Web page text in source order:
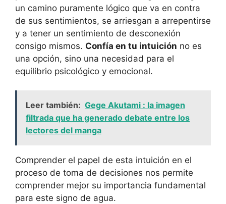
un camino puramente lógico que va en contra
de sus sentimientos, se arriesgan a arrepentirse
y a tener un sentimiento de desconexión
consigo mismos. Confía en tu intuición no es
una opción, sino una necesidad para el
equilibrio psicológico y emocional.
Leer también: Gege Akutami : la imagen
filtrada que ha generado debate entre los
lectores del manga
Comprender el papel de esta intuición en el
proceso de toma de decisiones nos permite
comprender mejor su importancia fundamental
para este signo de agua.